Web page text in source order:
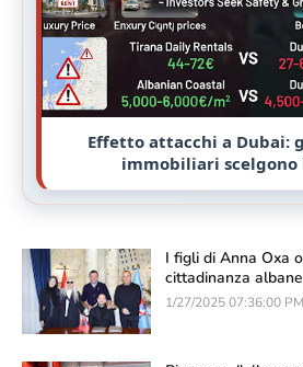
Effetto attacchi a Dubai:
immobiliari scelgono
I figli di Anna Oxa
cittadinanza
1/27/2025 07:36:00 PM